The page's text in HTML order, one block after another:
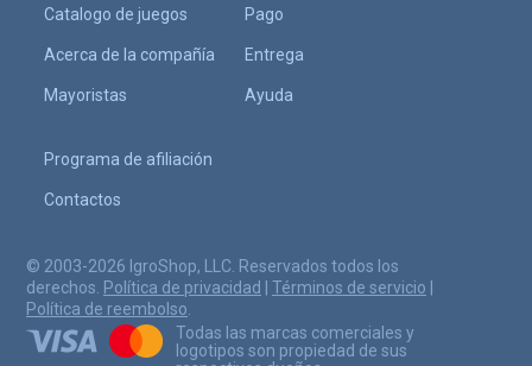
Catalogo de juegos
Acerca de la compañía
Mayoristas
Pago
Entrega
Ayuda
Programa de afiliación
Contactos
© 2003-2026 IgroShop, LLC. Reservados todos los
derechos. Política de privacidad Términos de servicio
Política de reembolso.
Todas las marcas comerciales y
logotipos son propiedad de sus